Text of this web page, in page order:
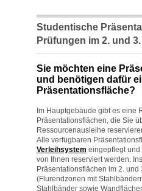
Studentische
Prüfungen im 2. und 3.
Sie möchten eine
und benötigen dafür
Präsentationsfläche?
Im Hauptgebäude gibt es eine
Präsentationsflächen, die Sie
Ressourcenausleihe
Alle verfügbaren
Verleihsystem eingepflegt
von Ihnen reserviert werden.
Präsentationsflächen im 2. und
(Flurendzonen mit
Stahlbänder sowie